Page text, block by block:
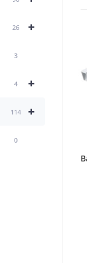
+
26
3
+
4
+
114
0